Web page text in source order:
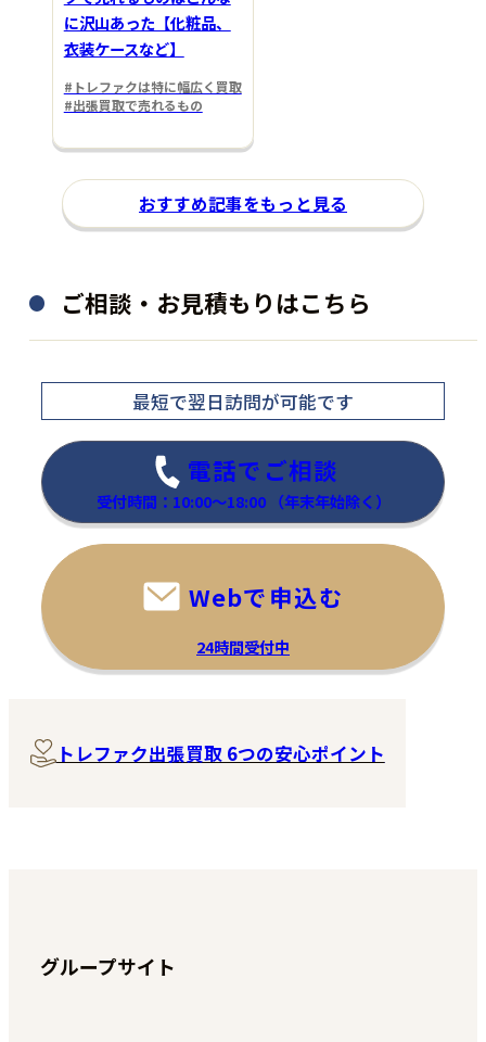
に沢山あった【化粧品、
衣装ケースなど】
#トレファクは特に幅広く買取
#出張買取で売れるもの
おすすめ記事をもっと見る
ご相談・お見積もりはこちら
最短で翌日訪問が可能です
電話でご相談
受付時間：10:00～18:00 （年末年始除く）
Webで申込む
24時間受付中
トレファク出張買取 6つの安心ポイント
グループサイト